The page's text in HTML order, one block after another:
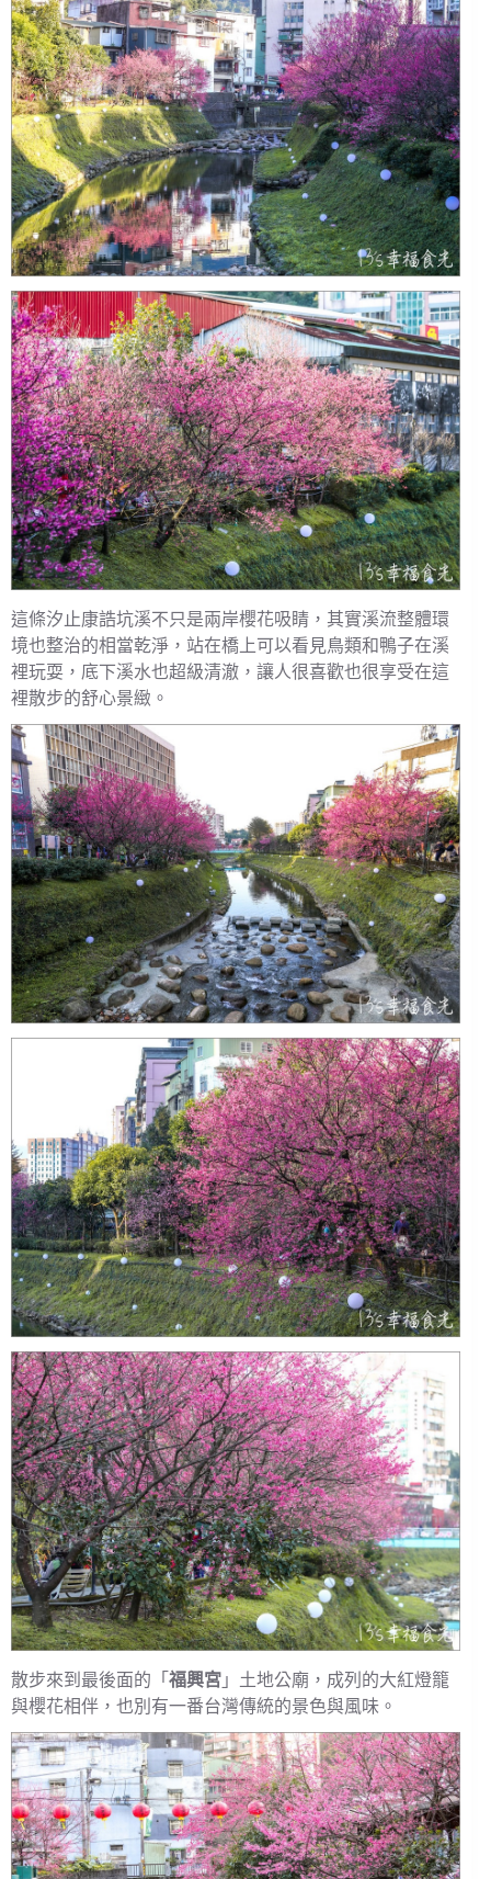
這條汐止康誥坑溪不只是兩岸櫻花吸睛，其實溪流整體環
境也整治的相當乾淨，站在橋上可以看見鳥類和鴨子在溪
裡玩耍，底下溪水也超級清澈，讓人很喜歡也很享受在這
裡散步的舒心景緻。
散步來到最後面的「 福興宮 」土地公廟，成列的大紅燈籠
與櫻花相伴，也別有一番台灣傳統的景色與風味。